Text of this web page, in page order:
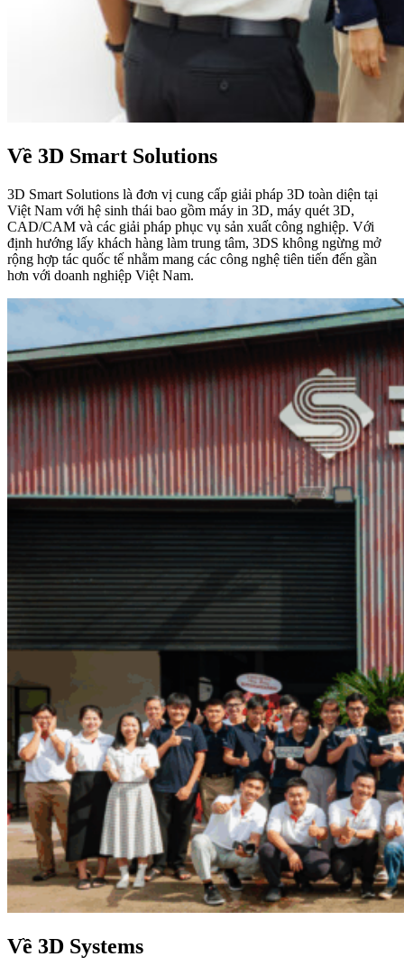
Về 3D Smart Solutions
3D Smart Solutions là đơn vị cung cấp giải pháp 3D toàn diện tại
Việt Nam với hệ sinh thái bao gồm máy in 3D, máy quét 3D,
CAD/CAM và các giải pháp phục vụ sản xuất công nghiệp. Với
định hướng lấy khách hàng làm trung tâm, 3DS không ngừng mở
rộng hợp tác quốc tế nhằm mang các công nghệ tiên tiến đến gần
hơn với doanh nghiệp Việt Nam.
Về 3D Systems